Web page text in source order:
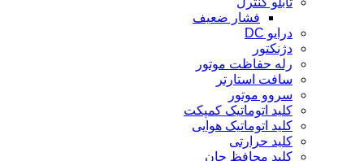
فشار ضعیف
درایو DC
دژنکتور
رله حفاظت موتور
سافت استارتر
سروو موتور
کلید اتوماتیک کمپکت
کلید اتوماتیک هوایی
کلید حرارتی
کلید محافظ جان